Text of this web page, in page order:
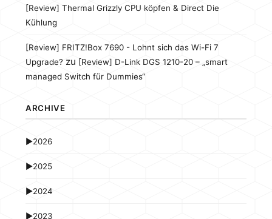
[Review] Thermal Grizzly CPU köpfen & Direct Die
Kühlung
[Review] FRITZ!Box 7690 - Lohnt sich das Wi-Fi 7
Upgrade? zu [Review] D-Link DGS 1210-20 – „smart
managed Switch für Dummies“
ARCHIVE
►2026
►2025
►2024
►2023